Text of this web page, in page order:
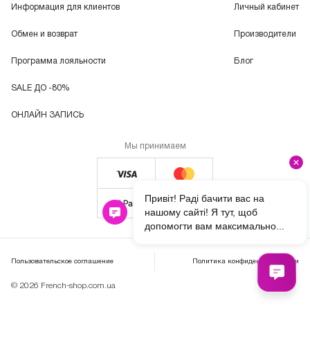
Информация для клиентов
Обмен и возврат
Программа лояльности
SALE ДО -80%
ОНЛАЙН ЗАПИСЬ
Личный кабинет
Производители
Блог
Мы принимаем
© 2026 French-shop.com.ua
Пользовательское соглашение Политика конфиденциальности